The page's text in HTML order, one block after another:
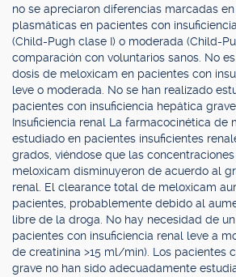
no se apreciaron diferencias marcadas
plasmáticas en pacientes con
(Child-Pugh clase I) o moderada (Child-
comparación con voluntarios sanos. No
dosis de meloxicam en pacientes con
leve o moderada. No se han realizado
pacientes con insuficiencia hepática
Insuficiencia renal La farmacocinética de
estudiado en pacientes insuficientes
grados, viéndose que las
meloxicam disminuyeron de acuerdo al
renal. El clearance total de meloxicam
pacientes, probablemente debido al
libre de la droga. No hay necesidad de
pacientes con insuficiencia renal leve a
de creatinina >15 ml/min). Los pacientes
grave no han sido adecuadamente